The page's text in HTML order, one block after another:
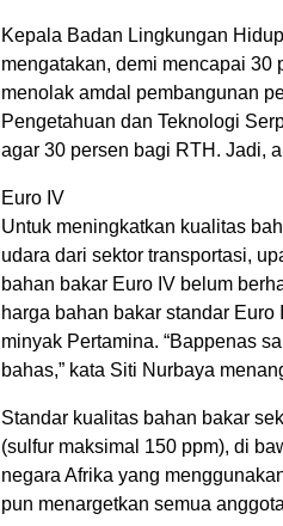
Kepala Badan Lingkungan
mengatakan, demi mencapai 30
menolak amdal pembangunan
Pengetahuan dan Teknologi
agar 30 persen bagi RTH. Jadi,
Euro IV
Untuk meningkatkan kualitas
udara dari sektor transportasi,
bahan bakar Euro IV belum
harga bahan bakar standar
minyak Pertamina. “Bappenas
bahas,” kata Siti Nurbaya
Standar kualitas bahan bakar
(sulfur maksimal 150 ppm), di
negara Afrika yang
pun menargetkan semua